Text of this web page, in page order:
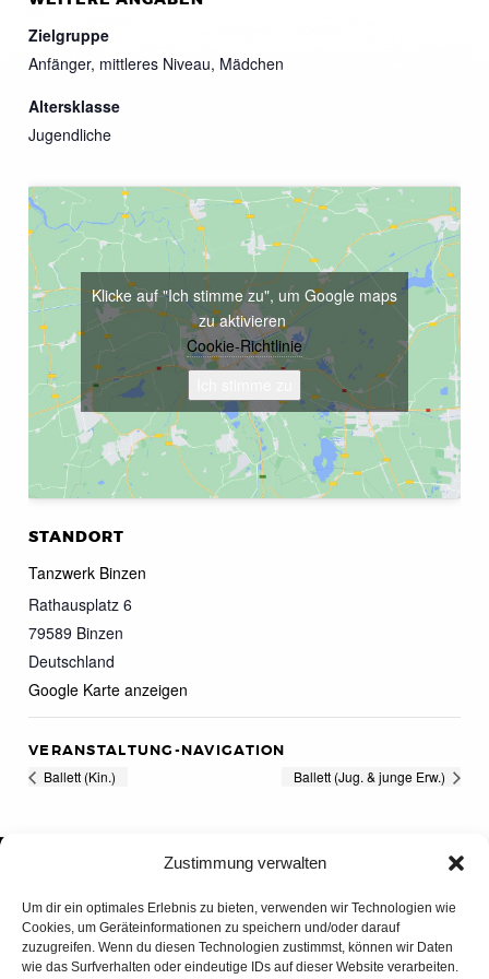
Zustimmung verwalten
Um dir ein optimales Erlebnis zu bieten, verwenden wir Technologien wie
Cookies, um Geräteinformationen zu speichern und/oder darauf
zuzugreifen. Wenn du diesen Technologien zustimmst, können wir Daten
wie das Surfverhalten oder eindeutige IDs auf dieser Website verarbeiten.
Zielgruppe
Anfänger, mittleres Niveau, Mädchen
Altersklasse
Jugendliche
STANDORT
Tanzwerk Binzen
Rathausplatz 6
79589 Binzen
Deutschland
Google Karte anzeigen
Klicke auf "Ich stimme zu", um Google maps
zu aktivieren
Cookie-Richtlinie
VERANSTALTUNG-NAVIGATION
Ballett (Kin.) Ballett (Jug. & junge Erw.)